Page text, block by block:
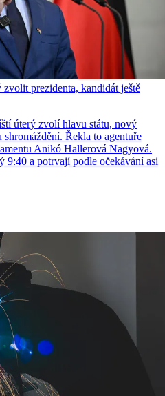
prezidenta, kandidát ještě
úterý zvolí hlavu státu, nový
Řekla to agentuře
Anikó Hallerová Nagyová.
9:40 a potrvají podle očekávání asi